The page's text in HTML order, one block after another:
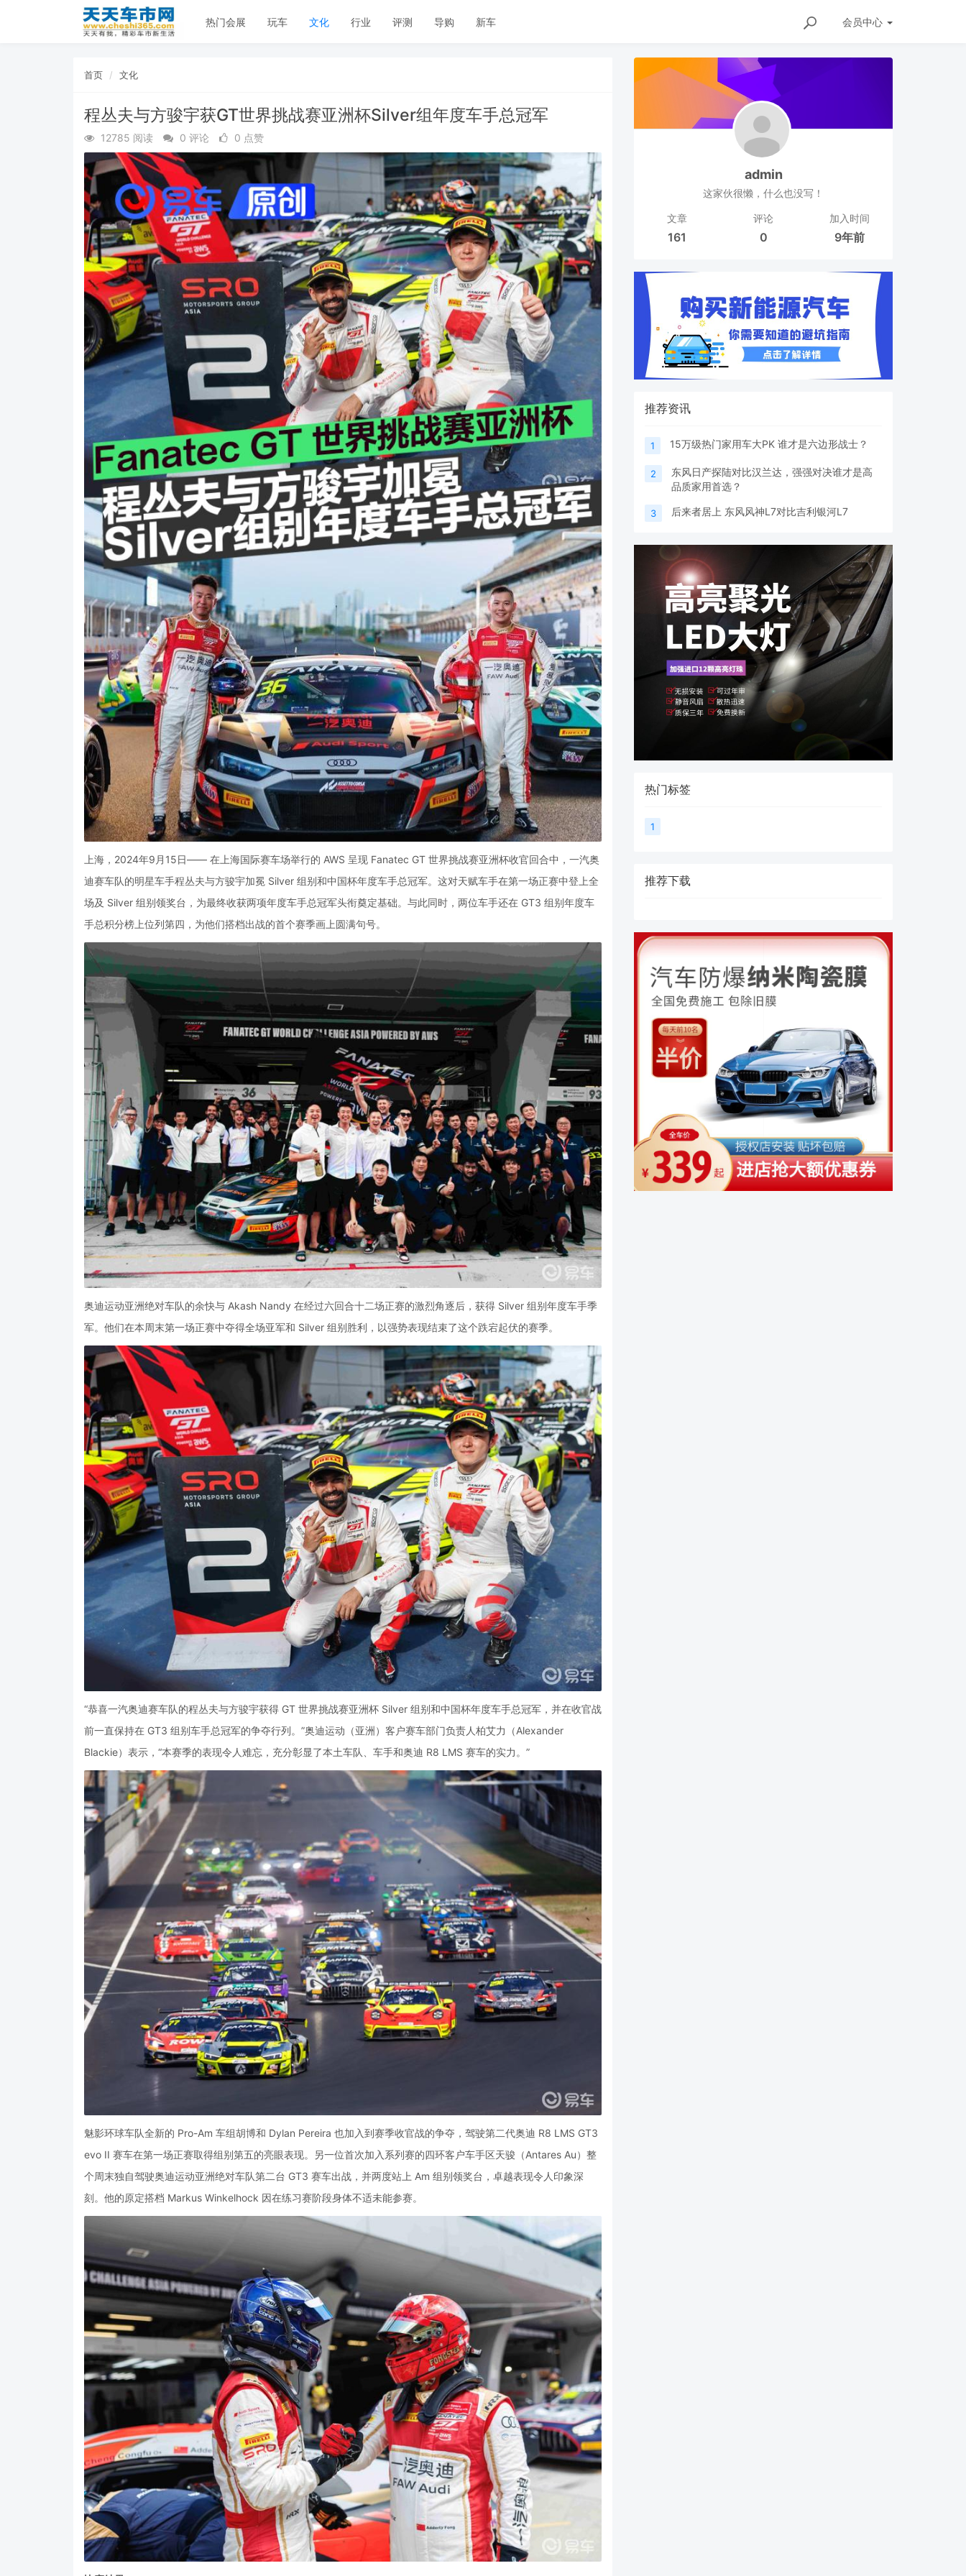
会员中心
热门会展 玩车 文化 行业 评测 导购 新车
首页 文化
程丛夫与方骏宇获GT世界挑战赛亚洲杯Silver组年度车手总冠军
12785 阅读 0 评论 0 点赞
上海，2024年9月15日—— 在上海国际赛车场举行的 AWS 呈现 Fanatec GT 世界挑战赛亚洲杯收官回合中，一汽奥
迪赛车队的明星车手程丛夫与方骏宇加冕 Silver 组别和中国杯年度车手总冠军。这对天赋车手在第一场正赛中登上全
场及 Silver 组别领奖台，为最终收获两项年度车手总冠军头衔奠定基础。与此同时，两位车手还在 GT3 组别年度车
手总积分榜上位列第四，为他们搭档出战的首个赛季画上圆满句号。
奥迪运动亚洲绝对车队的余快与 Akash Nandy 在经过六回合十二场正赛的激烈角逐后，获得 Silver 组别年度车手季
军。他们在本周末第一场正赛中夺得全场亚军和 Silver 组别胜利，以强势表现结束了这个跌宕起伏的赛季。
“恭喜一汽奥迪赛车队的程丛夫与方骏宇获得 GT 世界挑战赛亚洲杯 Silver 组别和中国杯年度车手总冠军，并在收官战
前一直保持在 GT3 组别车手总冠军的争夺行列。”奥迪运动（亚洲）客户赛车部门负责人柏艾力（Alexander
Blackie）表示，“本赛季的表现令人难忘，充分彰显了本土车队、车手和奥迪 R8 LMS 赛车的实力。”
魅影环球车队全新的 Pro-Am 车组胡博和 Dylan Pereira 也加入到赛季收官战的争夺，驾驶第二代奥迪 R8 LMS GT3
evo II 赛车在第一场正赛取得组别第五的亮眼表现。另一位首次加入系列赛的四环客户车手区天骏（Antares Au）整
个周末独自驾驶奥迪运动亚洲绝对车队第二台 GT3 赛车出战，并两度站上 Am 组别领奖台，卓越表现令人印象深
刻。他的原定搭档 Markus Winkelhock 因在练习赛阶段身体不适未能参赛。
admin
这家伙很懒，什么也没写！
文章
161
评论
0
加入时间
9年前
推荐资讯
1 15万级热门家用车大PK 谁才是六边形战士？
2
东风日产探陆对比汉兰达，强强对决谁才是高
品质家用首选？
3 后来者居上 东风风神L7对比吉利银河L7
热门标签
1
推荐下载